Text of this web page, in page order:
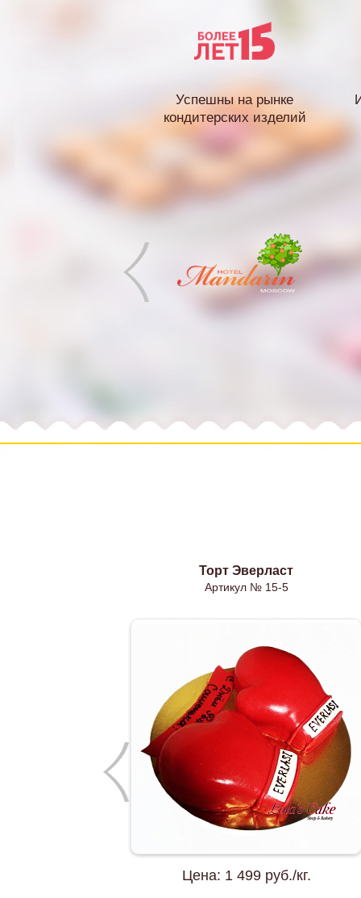
Успешны на рынке
кондитерских изделий
Next
Торт Эверласт
Артикул № 15-5
Цена: 1 499 руб./кг.
Next